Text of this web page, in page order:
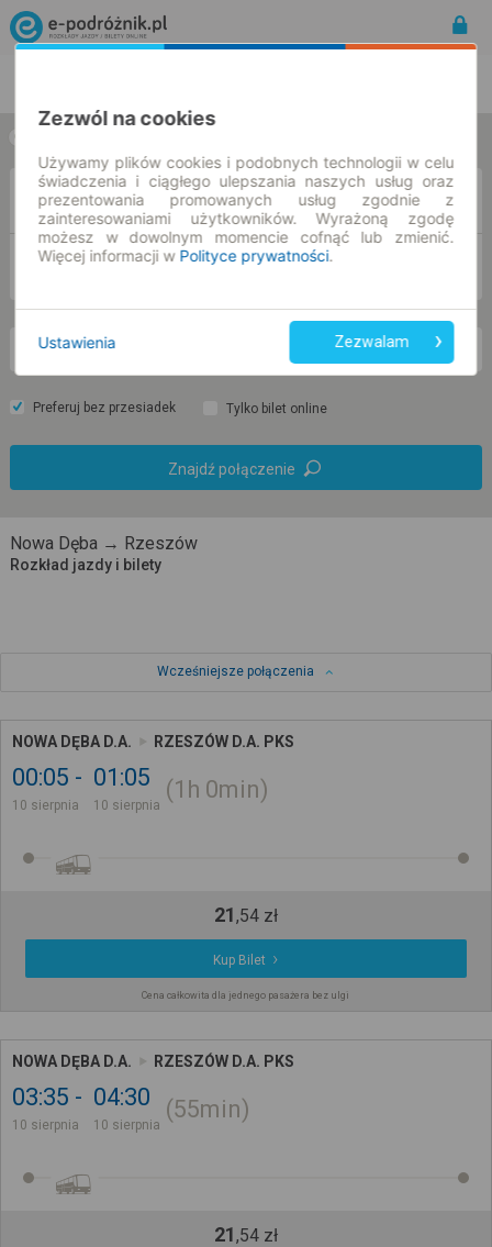
Z
DO
pn. 10 sie.
Preferuj bez przesiadek Tylko bilet online
Znajdź połączenie
Nowa Dęba → Rzeszów
Rozkład jazdy i bilety
Wcześniejsze połączenia
NOWA DĘBA D.A. RZESZÓW D.A. PKS
00:05
10 sierpnia
01:05
10 sierpnia
1h 0min
21,54 zł
Kup Bilet
Cena całkowita dla jednego pasażera bez ulgi
NOWA DĘBA D.A. RZESZÓW D.A. PKS
03:35
10 sierpnia
04:30
10 sierpnia
55min
21,54 zł
Zezwól na cookies
Używamy plików cookies i podobnych technologii w celu
świadczenia i ciągłego ulepszania naszych usług oraz
prezentowania promowanych usług zgodnie z
zainteresowaniami użytkowników. Wyrażoną zgodę
możesz w dowolnym momencie cofnąć lub zmienić.
Więcej informacji w Polityce prywatności.
Ustawienia Zezwalam